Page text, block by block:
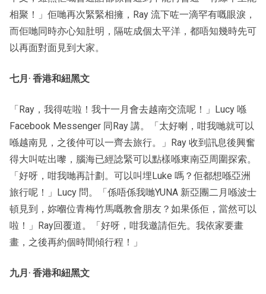
相聚！」佢哋再次緊緊相擁，Ray 流下咗一滴罕有嘅眼淚，
而佢哋同時亦心知肚明，隔咗成個太平洋，都唔知幾時先可
以再面對面見到大家。
七月‧ 香港和紐黑文
「Ray，我得咗啦！我十一月會去越南交流呢！」Lucy 喺
Facebook Messenger 同Ray 講。「太好喇，咁我哋就可以
喺越南見，之後仲可以一齊去旅行。」Ray 收到訊息後興奮
得大叫咗出嚟，腦海已經諗緊可以點樣喺東南亞周圍探索。
「好呀，咁我哋再計劃。可以叫埋Luke 嗎？佢都想喺亞洲
旅行呢！」Lucy 問。「係唔係我哋YUNA 新亞團二月喺波士
頓見到，妳嗰位青梅竹馬嘅教會朋友？如果係佢，當然可以
啦！」Ray回覆道。「好呀，咁我邀請佢先。我依家要畫
畫，之後再約個時間傾行程！」
九月‧ 香港和紐黑文